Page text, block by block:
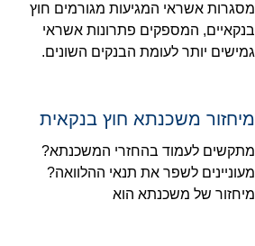
מסגרות אשראי המגיעות מגורמים חוץ
בנקאיים, המספקים פתרונות אשראי
גמישים יותר לעומת הבנקים השונים.
מיחזור משכנתא חוץ בנקאית
מתקשים לעמוד בהחזרי המשכנתא?
מעוניינים לשפר את תנאי ההלוואה?
מיחזור של משכנתא הוא